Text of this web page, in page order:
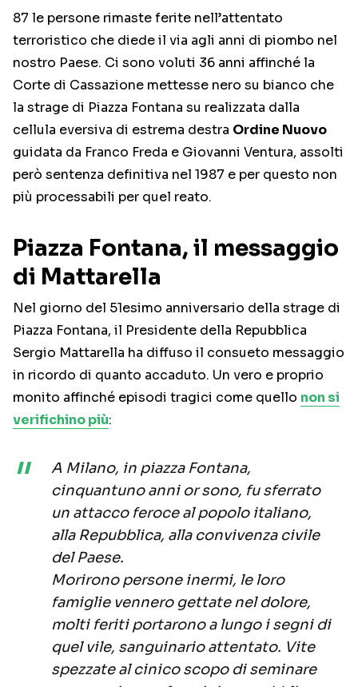
87 le persone rimaste ferite nell’attentato
terroristico che diede il via agli anni di piombo nel
nostro Paese. Ci sono voluti 36 anni affinché la
Corte di Cassazione mettesse nero su bianco che
la strage di Piazza Fontana su realizzata dalla
cellula eversiva di estrema destra Ordine Nuovo
guidata da Franco Freda e Giovanni Ventura, assolti
però sentenza definitiva nel 1987 e per questo non
più processabili per quel reato.
Piazza Fontana, il messaggio
di Mattarella
Nel giorno del 51esimo anniversario della strage di
Piazza Fontana, il Presidente della Repubblica
Sergio Mattarella ha diffuso il consueto messaggio
in ricordo di quanto accaduto. Un vero e proprio
monito affinché episodi tragici come quello non si
verifichino più:
A Milano, in piazza Fontana,
cinquantuno anni or sono, fu sferrato
un attacco feroce al popolo italiano,
alla Repubblica, alla convivenza civile
del Paese.
Morirono persone inermi, le loro
famiglie vennero gettate nel dolore,
molti feriti portarono a lungo i segni di
quel vile, sanguinario attentato. Vite
spezzate al cinico scopo di seminare